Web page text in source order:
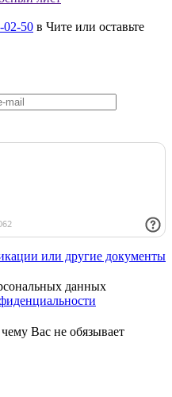
02-50 в Чите или оставьте
или другие документы
данных
Вас не обязывает